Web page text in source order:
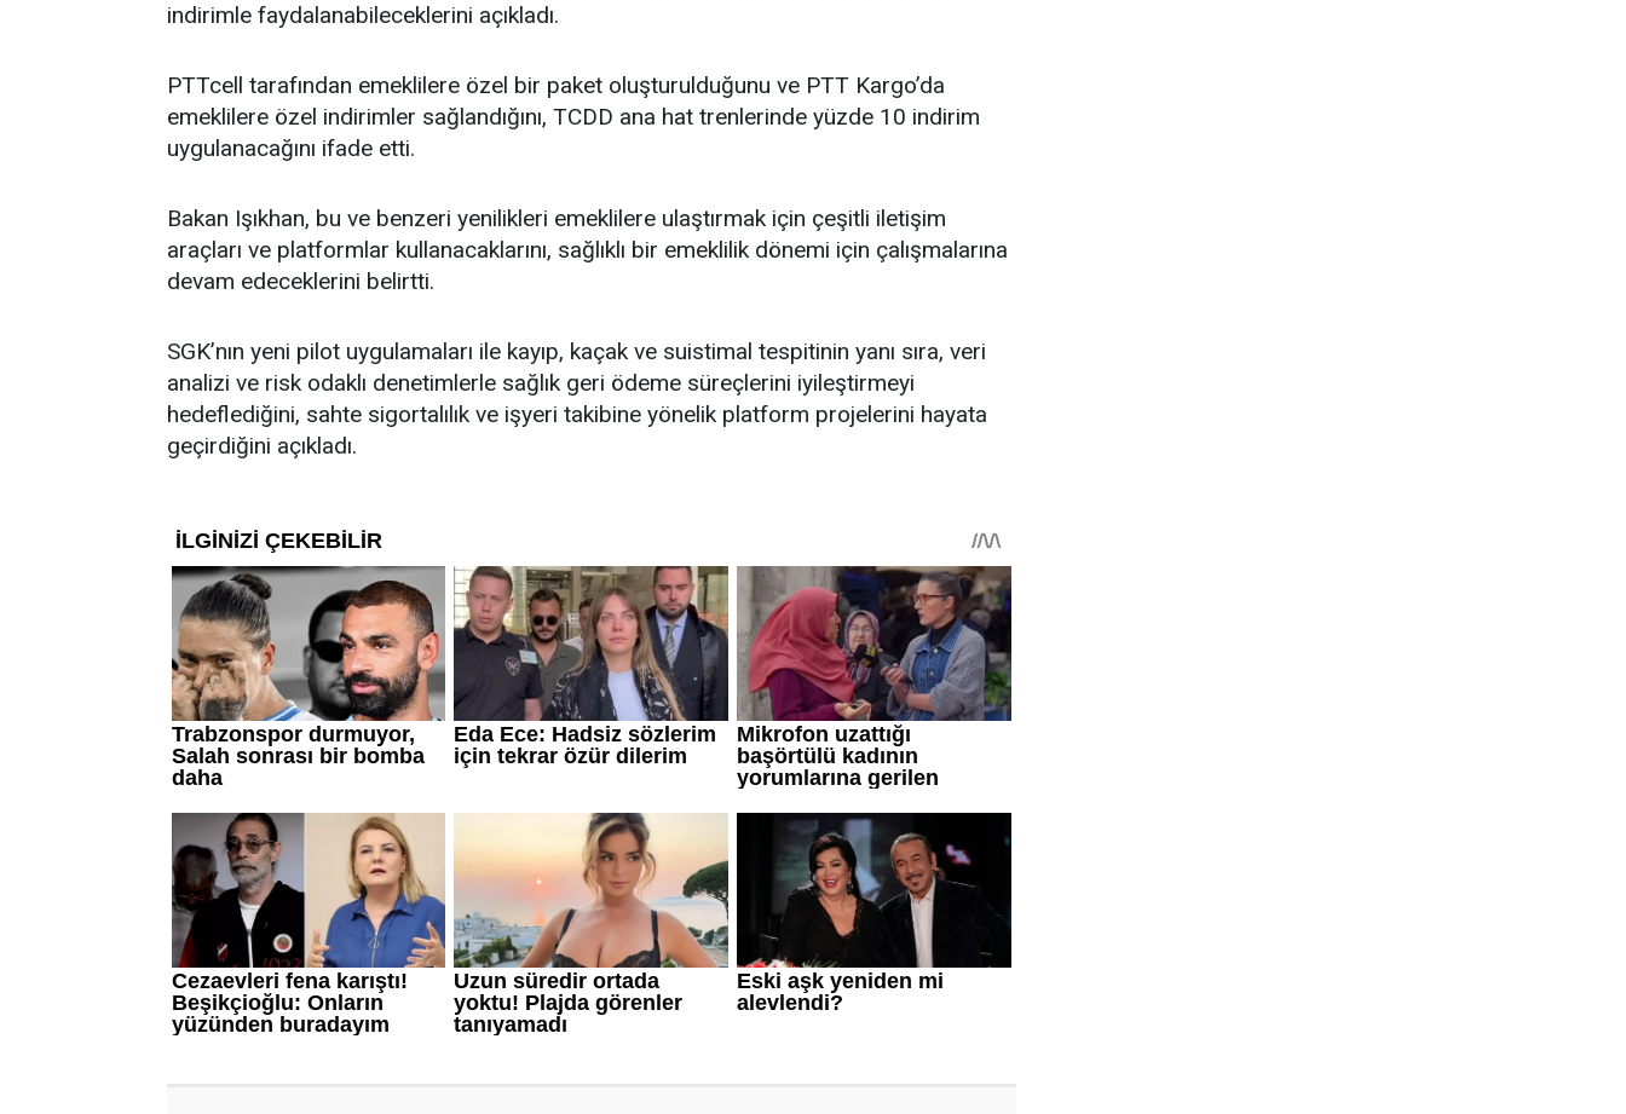
indirimle faydalanabileceklerini açıkladı.
PTTcell tarafından emeklilere özel bir paket oluşturulduğunu ve PTT Kargo’da
emeklilere özel indirimler sağlandığını, TCDD ana hat trenlerinde yüzde 10 indirim
uygulanacağını ifade etti.
Bakan Işıkhan, bu ve benzeri yenilikleri emeklilere ulaştırmak için çeşitli iletişim
araçları ve platformlar kullanacaklarını, sağlıklı bir emeklilik dönemi için çalışmalarına
devam edeceklerini belirtti.
SGK’nın yeni pilot uygulamaları ile kayıp, kaçak ve suistimal tespitinin yanı sıra, veri
analizi ve risk odaklı denetimlerle sağlık geri ödeme süreçlerini iyileştirmeyi
hedeflediğini, sahte sigortalılık ve işyeri takibine yönelik platform projelerini hayata
geçirdiğini açıkladı.